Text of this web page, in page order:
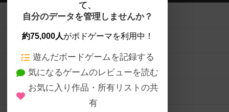
て、
自分のデータを管理しませんか？
約75,000人がボドゲーマを利用中！
遊んだボードゲームを記録する
気になるゲームのレビューを読む
お気に入り作品・所有リストの共
有
ボードゲームを検索する
ボードゲームの新着レビュー
ボードゲーム会情報
メカニクス特集